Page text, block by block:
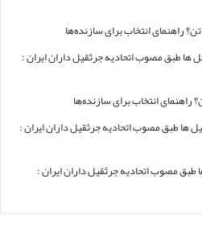
طبق مصوب اتحادیه جرثقیل داران ایران :
طبق مصوب اتحادیه جرثقیل داران ایران :
مصوب اتحادیه جرثقیل داران ایران :